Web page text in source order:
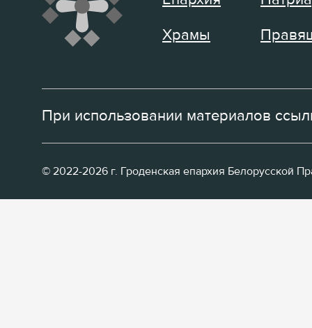
Храмы
При использовании материалов
© 2022-2026 г. Гроденская епархия Белорусской